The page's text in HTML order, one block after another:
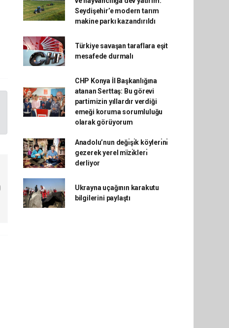
Seydişehir’e modern tarım
makine parkı kazandırıldı
Türkiye savaşan taraflara eşit
mesafede durmalı
CHP Konya İl Başkanlığına
atanan Serttaş: Bu görevi
partimizin yıllardır verdiği
emeği koruma sorumluluğu
olarak görüyorum
Anadolu’nun değı̇şı̇k köylerı̇nı̇
gezerek yerel mïzı̇klerı̇
derliyor
Ukrayna uçağının karakutu
bilgilerini paylaştı